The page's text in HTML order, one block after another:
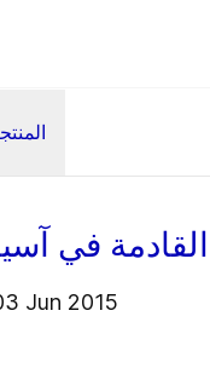
في
Jun 2015